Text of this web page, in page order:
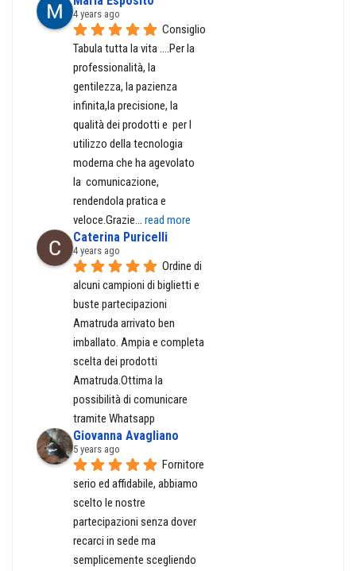
4 years ago
Consiglio
Tabula tutta la vita ....Per la
professionalità, la
gentilezza, la pazienza
infinita,la precisione, la
qualità dei prodotti e  per l
utilizzo della tecnologia
moderna che ha agevolato
la  comunicazione,
rendendola pratica e
veloce.Grazie... read more
Caterina Puricelli
4 years ago
Ordine di
alcuni campioni di biglietti e
buste partecipazioni
Amatruda arrivato ben
imballato. Ampia e completa
scelta dei prodotti
Amatruda.Ottima la
possibilità di comunicare
tramite Whatsapp
Giovanna Avagliano
5 years ago
Fornitore
serio ed affidabile, abbiamo
scelto le nostre
partecipazioni senza dover
recarci in sede ma
semplicemente scegliendo